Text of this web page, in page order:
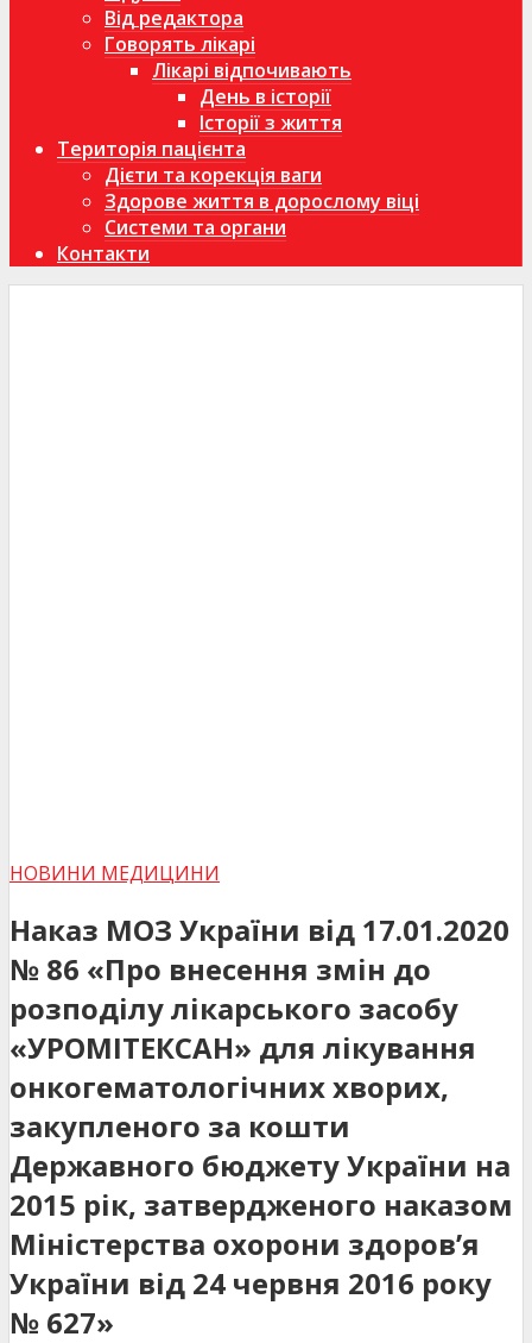
Від редактора
Говорять лікарі
Лікарі відпочивають
День в історії
Історії з життя
Територія пацієнта
Дієти та корекція ваги
Здорове життя в дорослому віці
Системи та органи
Контакти
НОВИНИ МЕДИЦИНИ
Наказ МОЗ України від 17.01.2020
№ 86 «Про внесення змін до
розподілу лікарського засобу
«УРОМІТЕКСАН» для лікування
онкогематологічних хворих,
закупленого за кошти
Державного бюджету України на
2015 рік, затвердженого наказом
Міністерства охорони здоров’я
України від 24 червня 2016 року
№ 627»